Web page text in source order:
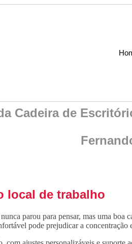
Cadeira de
local de trabalho
parou para pensar, mas uma boa
pode prejudicar a concentração